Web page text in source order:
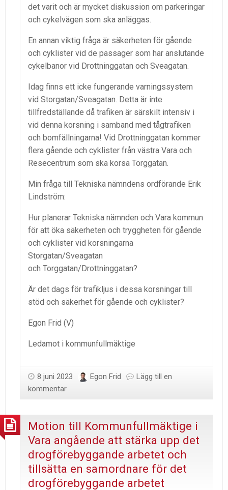
det varit och är mycket diskussion om parkeringar
och cykelvägen som ska anläggas.
En annan viktig fråga är säkerheten för gående
och cyklister vid de passager som har anslutande
cykelbanor vid Drottninggatan och Sveagatan.
Idag finns ett icke fungerande varningssystem
vid Storgatan/Sveagatan. Detta är inte
tillfredställande då trafiken är särskilt intensiv i
vid denna korsning i samband med tågtrafiken
och bomfällningarna! Vid Drottninggatan kommer
flera gående och cyklister från västra Vara och
Resecentrum som ska korsa Torggatan.
Min fråga till Tekniska nämndens ordförande Erik
Lindström:
Hur planerar Tekniska nämnden och Vara kommun
för att öka säkerheten och tryggheten för gående
och cyklister vid korsningarna
Storgatan/Sveagatan
och Torggatan/Drottninggatan?
Är det dags för trafikljus i dessa korsningar till
stöd och säkerhet för gående och cyklister?
Egon Frid (V)
Ledamot i kommunfullmäktige
8 juni 2023 Egon Frid
Lägg till en
kommentar
Motion till Kommunfullmäktige i
Vara angående att stärka upp det
drogförebyggande arbetet och
tillsätta en samordnare för det
drogförebyggande arbetet